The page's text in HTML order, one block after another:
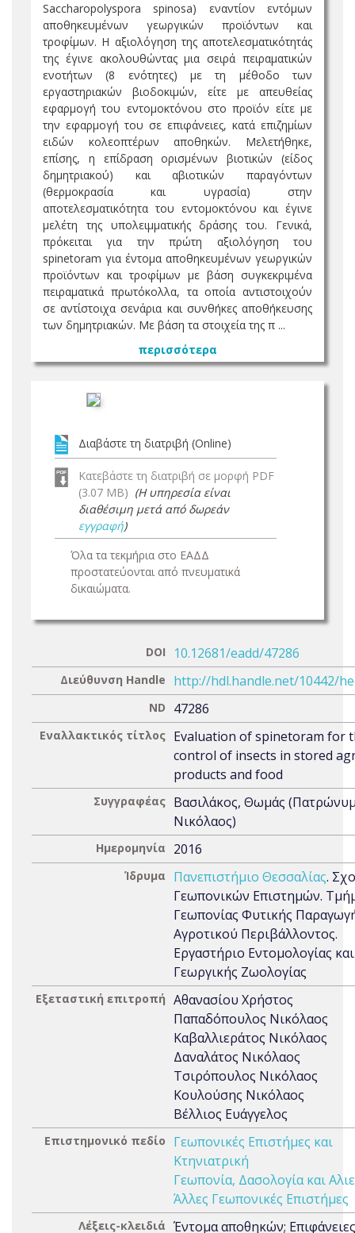
Saccharopolyspora spinosa) εναντίον εντόμων
αποθηκευμένων γεωργικών προϊόντων και
τροφίμων. Η αξιολόγηση της αποτελεσματικότητάς
της έγινε ακολουθώντας μια σειρά πειραματικών
ενοτήτων (8 ενότητες) με τη μέθοδο των
εργαστηριακών βιοδοκιμών, είτε με απευθείας
εφαρμογή του εντομοκτόνου στο προϊόν είτε με
την εφαρμογή του σε επιφάνειες, κατά επιζημίων
ειδών κολεοπτέρων αποθηκών. Μελετήθηκε,
επίσης, η επίδραση ορισμένων βιοτικών (είδος
δημητριακού) και αβιοτικών παραγόντων
(θερμοκρασία και υγρασία) στην
αποτελεσματικότητα του εντομοκτόνου και έγινε
μελέτη της υπολειμματικής δράσης του. Γενικά,
πρόκειται για την πρώτη αξιολόγηση του
spinetoram για έντομα αποθηκευμένων γεωργικών
προϊόντων και τροφίμων με βάση συγκεκριμένα
πειραματικά πρωτόκολλα, τα οποία αντιστοιχούν
σε αντίστοιχα σενάρια και συνθήκες αποθήκευσης
των δημητριακών. Με βάση τα στοιχεία της π ...
περισσότερα
Διαβάστε τη διατριβή (Online)
Κατεβάστε τη διατριβή σε μορφή PDF
(3.07 MB) (Η υπηρεσία είναι
διαθέσιμη μετά από δωρεάν
εγγραφή)
Όλα τα τεκμήρια στο ΕΑΔΔ
προστατεύονται από πνευματικά
δικαιώματα.
DOI 10.12681/eadd/47286
Διεύθυνση Handle http://hdl.handle.net/10442/
ND 47286
Εναλλακτικός τίτλος Evaluation of spinetoram for
control of insects in stored
products and food
Συγγραφέας Βασιλάκος, Θωμάς
Νικόλαος)
Ημερομηνία 2016
Ίδρυμα Πανεπιστήμιο Θεσσαλίας.
Γεωπονικών Επιστημών.
Γεωπονίας Φυτικής
Αγροτικού Περιβάλλοντος.
Εργαστήριο Εντομολογίας και
Γεωργικής Ζωολογίας
Εξεταστική επιτροπή Αθανασίου Χρήστος
Παπαδόπουλος Νικόλαος
Καβαλλιεράτος Νικόλαος
Δαναλάτος Νικόλαος
Τσιρόπουλος Νικόλαος
Κουλούσης Νικόλαος
Βέλλιος Ευάγγελος
Επιστημονικό πεδίο
Γεωπονικές Επιστήμες και
Κτηνιατρική
Γεωπονία, Δασολογία και
Άλλες Γεωπονικές Επιστήμες
Λέξεις-κλειδιά Έντομα αποθηκών;